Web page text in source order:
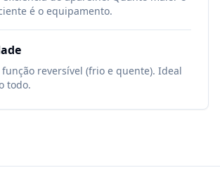
é o equipamento.
reversível (frio e quente). Ideal
todo.